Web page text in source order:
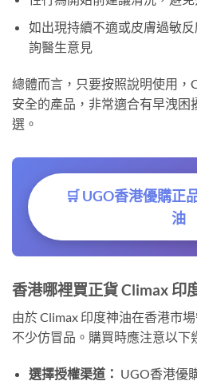
如出現持續不適或皮膚過敏
詢醫生意見
總體而言，只要按照說明使用，
安全的產品，非常適合有早洩困
選。
🛒 UGO香港優購正
油
香港哪裡買正貨 Climax 印
由於 Climax 印度神油在香港市
不少仿冒品。購買時應注意以下
選擇授權渠道： UGO香港優